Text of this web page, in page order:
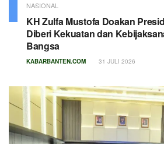
NASIONAL
KH Zulfa Mustofa Doakan
Diberi Kekuatan dan
Bangsa
KABARBANTEN.COM 31 JULI 2026